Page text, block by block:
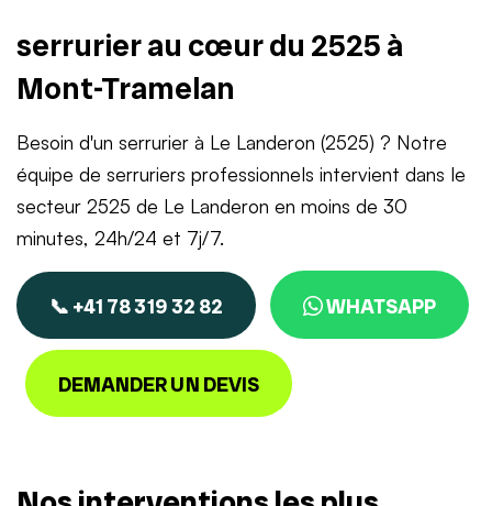
serrurier au cœur du 2525 à
Mont-Tramelan
Besoin d'un serrurier à Le Landeron (2525) ? Notre
équipe de serruriers professionnels intervient dans le
secteur 2525 de Le Landeron en moins de 30
minutes, 24h/24 et 7j/7.
📞 +41 78 319 32 82 WHATSAPP
DEMANDER UN DEVIS